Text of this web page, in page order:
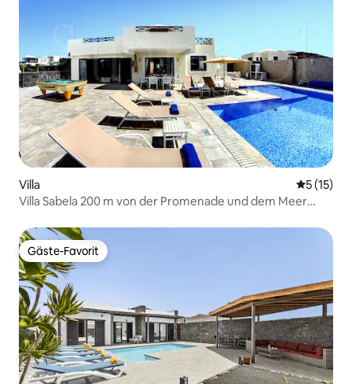
Villa
5 (15)
Villa Sabela 200 m von der Promenade und dem Meer
Gäste-Favorit
Gäste-Favorit